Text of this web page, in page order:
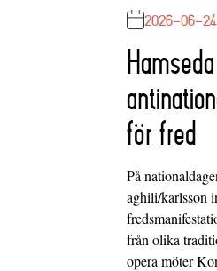
2026-06-24
för fred
På
aghili/karlsson
från olika
opera möter